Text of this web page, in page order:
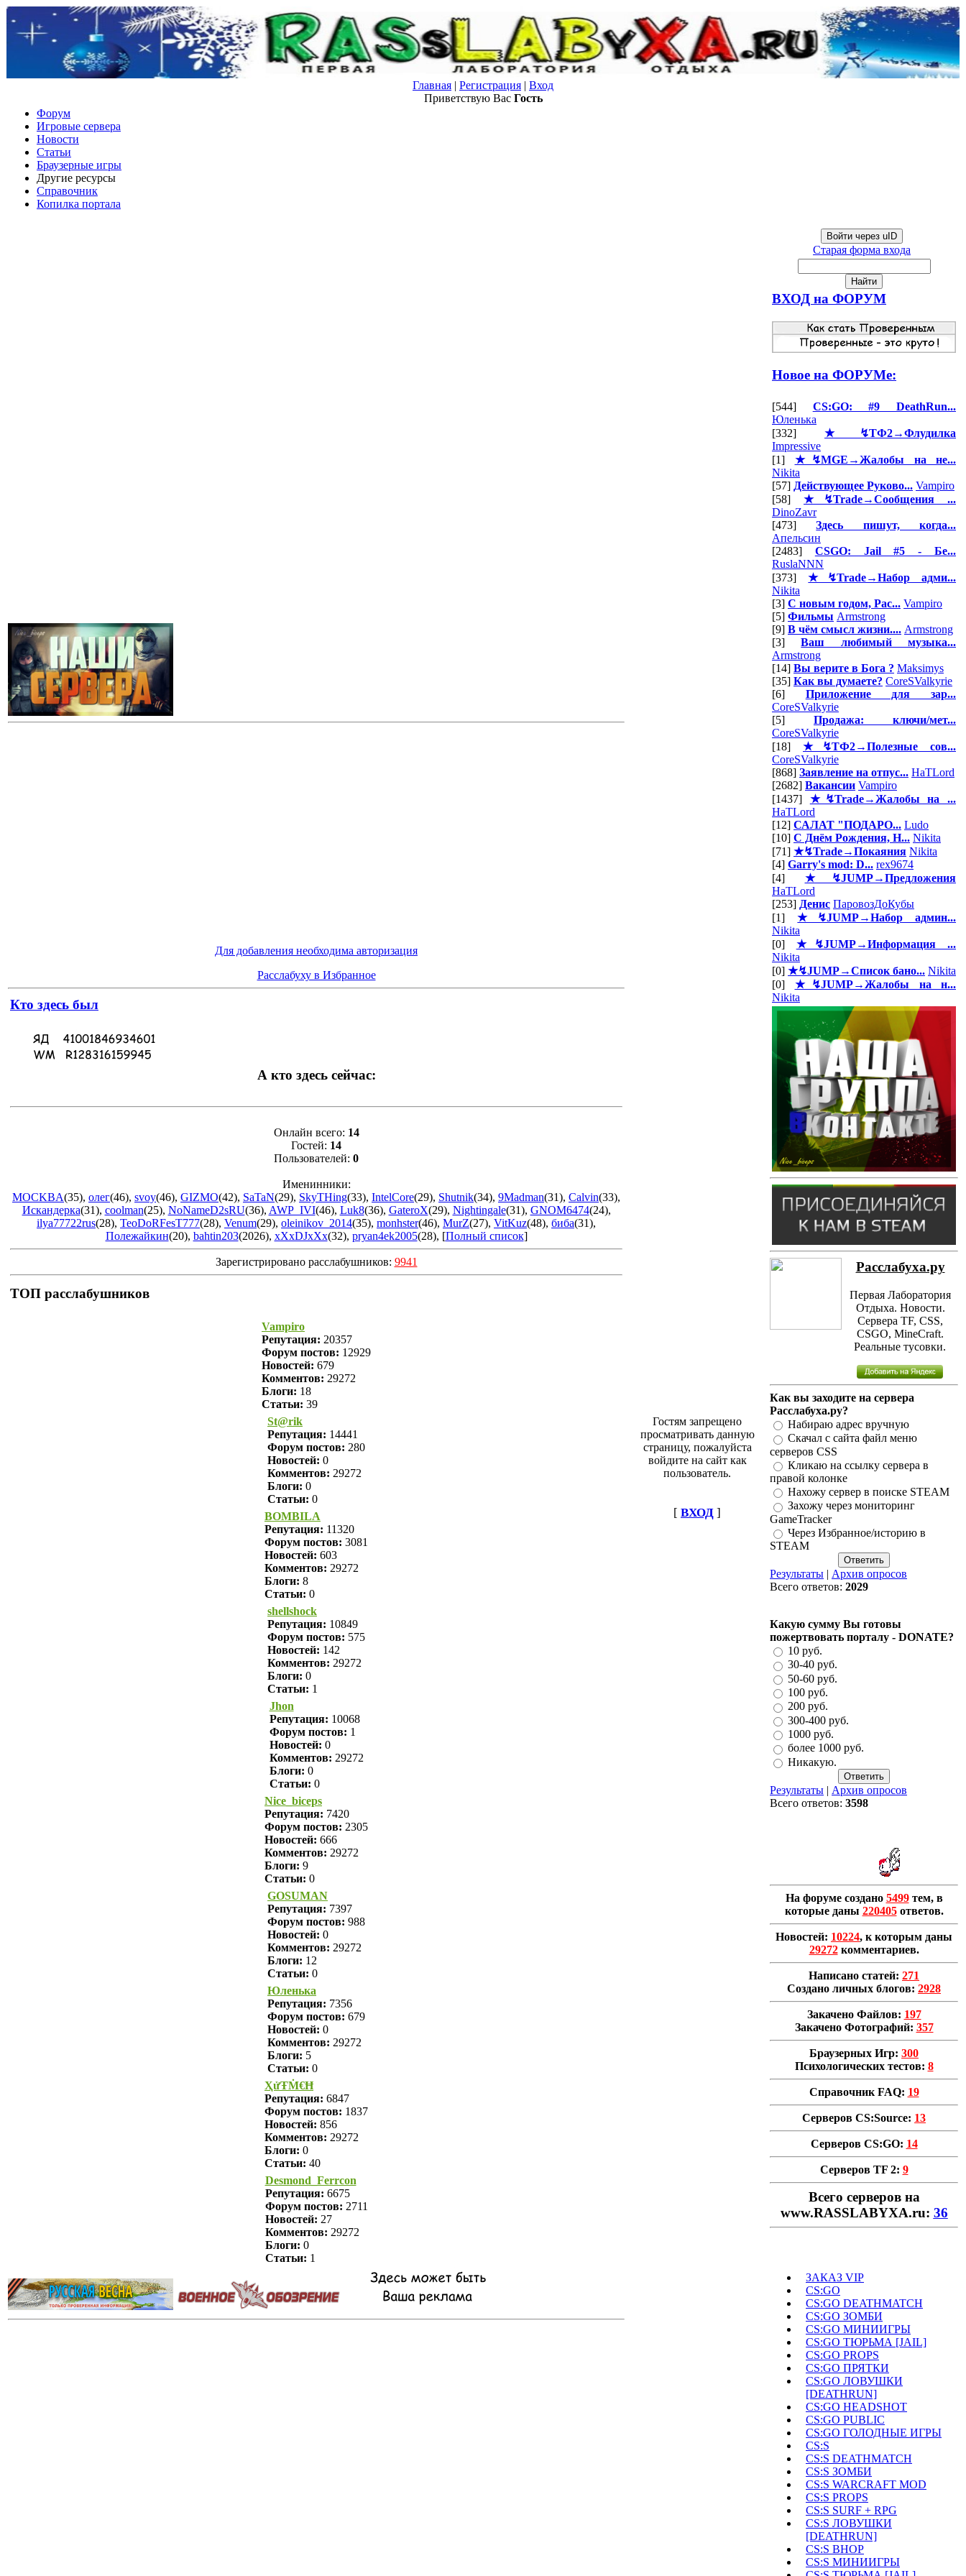
Главная | Регистрация | Вход
Приветствую Вас Гость
Форум
Игровые сервера
Новости
Статьи
Браузерные игры
Другие ресурсы
Справочник
Копилка портала
Для добавления необходима авторизация
Расслабуху в Избранное
Кто здесь был
А кто здесь сейчас:
Онлайн всего: 14
Гостей: 14
Пользователей: 0
Именинники:
MOCKBA(35), олег(46), svoy(46), GIZMO(42), SaTaN(29), SkyTHing(33), IntelCore(29), Shutnik(34), 9Madman(31), Calvin(33),
Искандерка(31), coolman(25), NoNameD2sRU(36), AWP_IVI(46), Luk8(36), GateroX(29), Nightingale(31), GNOM6474(24),
ilya77722rus(28), TeoDoRFesT777(28), Venum(29), oleinikov_2014(35), monhster(46), MurZ(27), VitKuz(48), биба(31),
Полежайкин(20), bahtin203(2026), xXxDJxXx(32), pryan4ek2005(28), [Полный список]
Зарегистрировано расслабушников: 9941
ТОП расслабушников
Vampiro
Репутация: 20357
Форум постов: 12929
Новостей: 679
Комментов: 29272
Блоги: 18
Статьи: 39
St@rik
Репутация: 14441
Форум постов: 280
Новостей: 0
Комментов: 29272
Блоги: 0
Статьи: 0
BOMBILA
Репутация: 11320
Форум постов: 3081
Новостей: 603
Комментов: 29272
Блоги: 8
Статьи: 0
shellshock
Репутация: 10849
Форум постов: 575
Новостей: 142
Комментов: 29272
Блоги: 0
Статьи: 1
Jhon
Репутация: 10068
Форум постов: 1
Новостей: 0
Комментов: 29272
Блоги: 0
Статьи: 0
Nice_biceps
Репутация: 7420
Форум постов: 2305
Новостей: 666
Комментов: 29272
Блоги: 9
Статьи: 0
GOSUMAN
Репутация: 7397
Форум постов: 988
Новостей: 0
Комментов: 29272
Блоги: 12
Статьи: 0
Юленька
Репутация: 7356
Форум постов: 679
Новостей: 0
Комментов: 29272
Блоги: 5
Статьи: 0
ҲửŦṀ€Ħ
Репутация: 6847
Форум постов: 1837
Новостей: 856
Комментов: 29272
Блоги: 0
Статьи: 40
Desmond_Ferrcon
Репутация: 6675
Форум постов: 2711
Новостей: 27
Комментов: 29272
Блоги: 0
Статьи: 1
Гостям запрещено
просматривать данную
страницу, пожалуйста
войдите на сайт как
пользователь.
[ ВХОД ]
Войти через uID
Старая форма входа
ВХОД на ФОРУМ
Новое на ФОРУМе:
[544] CS:GO: #9 DeathRun...
Юленька
[332] ★↯ТФ2→Флудилка
Impressive
[1] ★↯MGE→Жалобы на не...
Nikita
[57] Действующее Руково... Vampiro
[58] ★↯Trade→Сообщения ...
DinoZavr
[473]Здесь пишут, когда...
Апельсин
[2483] CSGO: Jail #5 - Бе...
RuslaNNN
[373]★↯Trade→Набор адми...
Nikita
[3] С новым годом, Рас... Vampiro
[5] Фильмы Armstrong
[9] В чём смысл жизни.... Armstrong
[3]Ваш любимый музыка...
Armstrong
[14] Вы верите в Бога ? Maksimys
[35] Как вы думаете? CoreSValkyrie
[6] Приложение для зар...
CoreSValkyrie
[5] Продажа: ключи/мет...
CoreSValkyrie
[18] ★↯ТФ2→Полезные сов...
CoreSValkyrie
[868] Заявление на отпус... HaTLord
[2682] Вакансии Vampiro
[1437] ★↯Trade→Жалобы на ...
HaTLord
[12] САЛАТ "ПОДАРО... Ludo
[10] С Днём Рождения, Н... Nikita
[71] ★↯Trade→Покаяния Nikita
[4] Garry's mod: D... rex9674
[4] ★↯JUMP→Предложения
HaTLord
[253] Денис ПаровозДоКубы
[1]★↯JUMP→Набор админ...
Nikita
[0] ★↯JUMP→Информация ...
Nikita
[0] ★↯JUMP→Список бано... Nikita
[0] ★↯JUMP→Жалобы на н...
Nikita
Расслабуха.ру
Первая Лаборатория
Отдыха. Новости.
Сервера TF, CSS,
CSGO, MineCraft.
Реальные тусовки.
Как вы заходите на сервера
Расслабуха.ру?
Набираю адрес вручную
Скачал с сайта файл меню
серверов CSS
Кликаю на ссылку сервера в
правой колонке
Нахожу сервер в поиске STEAM
Захожу через мониторинг
GameTracker
Через Избранное/историю в
STEAM
Результаты | Архив опросов
Всего ответов: 2029
Какую сумму Вы готовы
пожертвовать порталу - DONATE?
10 руб.
30-40 руб.
50-60 руб.
100 руб.
200 руб.
300-400 руб.
1000 руб.
более 1000 руб.
Никакую.
Результаты | Архив опросов
Всего ответов: 3598
На форуме создано 5499тем, в
которые даны 220405ответов.
Новостей: 10224, к которым даны
29272комментариев.
Написано статей: 271
Создано личных блогов: 2928
Закачено Файлов: 197
Закачено Фотографий: 357
Браузерных Игр: 300
Психологических тестов: 8
Справочник FAQ: 19
Серверов CS:Source: 13
Серверов CS:GO: 14
Серверов TF 2: 9
Всего cерверов на
www.RASSLABYXA.ru: 36
ЗАКАЗ VIP
CS:GO
CS:GO DEATHMATCH
CS:GO ЗОМБИ
CS:GO МИНИИГРЫ
CS:GO ТЮРЬМА [JAIL]
CS:GO PROPS
CS:GO ПРЯТКИ
CS:GO ЛОВУШКИ
[DEATHRUN]
CS:GO HEADSHOT
CS:GO PUBLIC
CS:GO ГОЛОДНЫЕ ИГРЫ
CS:S
CS:S DEATHMATCH
CS:S ЗОМБИ
CS:S WARCRAFT MOD
CS:S PROPS
CS:S SURF + RPG
CS:S ЛОВУШКИ
[DEATHRUN]
CS:S BHOP
CS:S МИНИИГРЫ